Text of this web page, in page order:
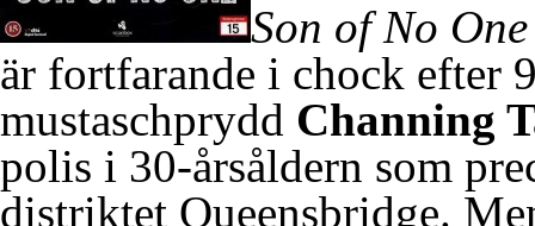
Son of No One
är fortfarande i chock efter
mustaschprydd Channing
polis i 30-årsåldern som
distriktet Queensbridge.